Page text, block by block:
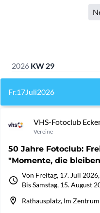
2026 KW 29
Fr.17Juli2026
VHS-Fotoclub
Vereine
50 Jahre Fotoclub:
"Momente, die
Von Freitag, 17. Juli
Bis Samstag, 15. August
Rathausplatz, Im